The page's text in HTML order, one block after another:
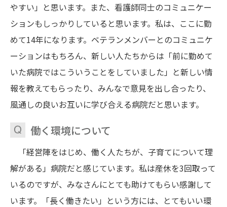
やすい」と思います。また、看護師同士のコミュニケー
ションもしっかりしていると思います。私は、ここに勤
めて14年になります。ベテランメンバーとのコミュニケ
ーションはもちろん、新しい人たちからは「前に勤めて
いた病院ではこういうことをしていました」と新しい情
報を教えてもらったり、みんなで意見を出し合ったり、
風通しの良いお互いに学び合える病院だと思います。
働く環境について
「経営陣をはじめ、働く人たちが、子育てについて理
解がある」病院だと感じています。私は産休を3回取って
いるのですが、みなさんにとても助けてもらい感謝して
います。「長く働きたい」という方には、とてもいい環